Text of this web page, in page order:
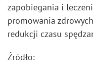
zapobiegania i
promowania
redukcji czasu
Źródło: